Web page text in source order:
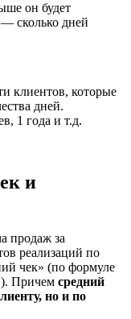
он будет
сколько дней
клиентов, которые
дней.
1 года и т.д.
и
продаж за
реализаций по
чек» (по формуле
Причем средний
но и по